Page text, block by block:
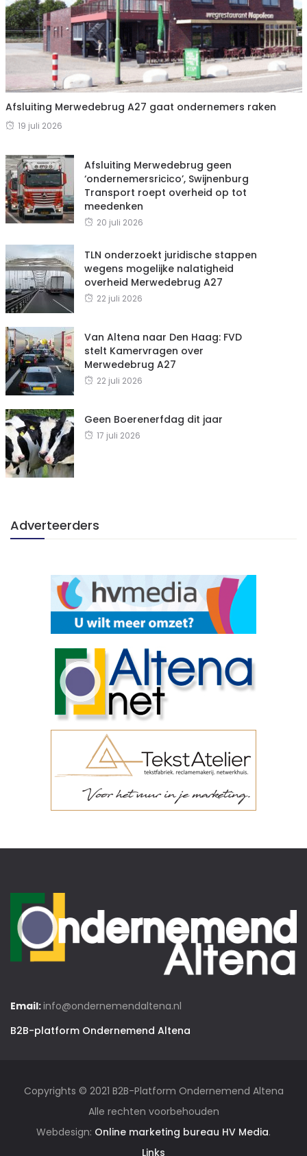
Afsluiting Merwedebrug A27 gaat ondernemers raken
19 juli 2026
Afsluiting Merwedebrug geen
‘ondernemersricico’, Swijnenburg
Transport roept overheid op tot
meedenken
20 juli 2026
TLN onderzoekt juridische stappen
wegens mogelijke nalatigheid
overheid Merwedebrug A27
22 juli 2026
Van Altena naar Den Haag: FVD
stelt Kamervragen over
Merwedebrug A27
22 juli 2026
Geen Boerenerfdag dit jaar
17 juli 2026
Adverteerders
Email:info@ondernemendaltena.nl
B2B-platform Ondernemend Altena
Copyrights © 2021 B2B-Platform Ondernemend Altena
Alle rechten voorbehouden
Webdesign: Online marketing bureau HV Media.
Links